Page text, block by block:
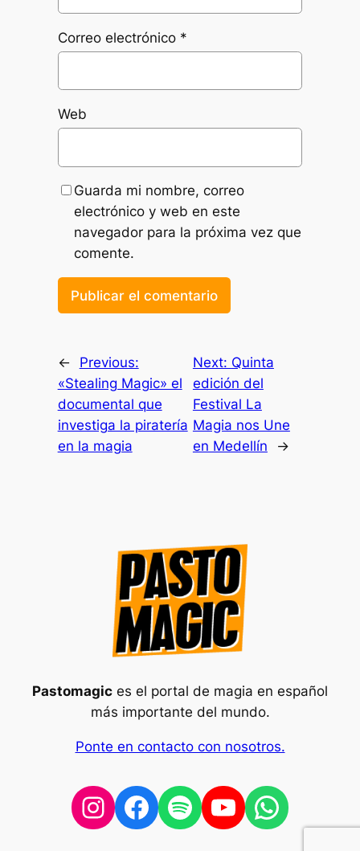
Correo electrónico *
Web
Guarda mi nombre, correo
electrónico y web en este
navegador para la próxima vez que
comente.
←
Previous:
«Stealing Magic» el
documental que
investiga la piratería
en la magia
Next: Quinta
edición del
Festival La
Magia nos Une
en Medellín
→
Pastomagic es el portal de magia en español
más importante del mundo.
Ponte en contacto con nosotros.
Instagram
Facebook
Spotify
YouTube